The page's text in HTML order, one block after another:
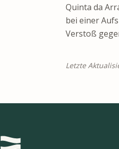
Quinta da
bei einer
Verstoß
Letzte